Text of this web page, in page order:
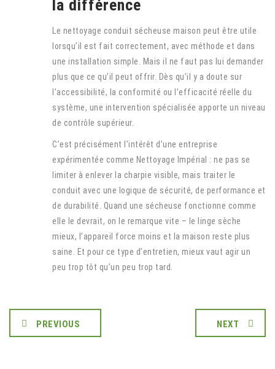
la différence
Le nettoyage conduit sécheuse maison peut être utile
lorsqu’il est fait correctement, avec méthode et dans
une installation simple. Mais il ne faut pas lui demander
plus que ce qu’il peut offrir. Dès qu’il y a doute sur
l’accessibilité, la conformité ou l’efficacité réelle du
système, une intervention spécialisée apporte un niveau
de contrôle supérieur.
C’est précisément l’intérêt d’une entreprise
expérimentée comme Nettoyage Impérial : ne pas se
limiter à enlever la charpie visible, mais traiter le
conduit avec une logique de sécurité, de performance et
de durabilité. Quand une sécheuse fonctionne comme
elle le devrait, on le remarque vite – le linge sèche
mieux, l’appareil force moins et la maison reste plus
saine. Et pour ce type d’entretien, mieux vaut agir un
peu trop tôt qu’un peu trop tard.
PREVIOUS NEXT